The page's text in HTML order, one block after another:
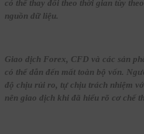
có thể thay đổi theo thời gian tùy
nguồn dữ liệu.
Giao dịch Forex, CFD và các sản
có thể dẫn đến mất toàn bộ vốn.
độ chịu rủi ro, tự chịu trách nhiệm
nên giao dịch khi đã hiểu rõ cơ chế